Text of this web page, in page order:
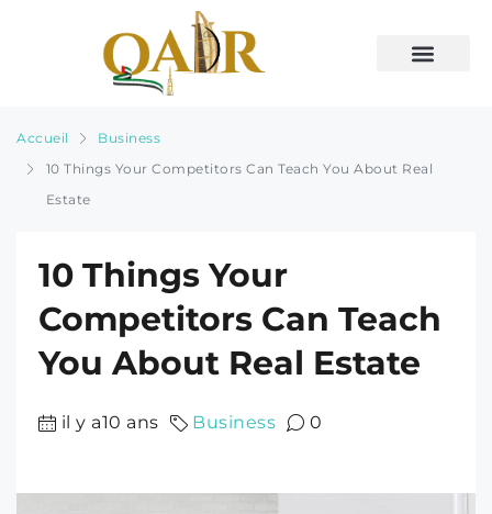
Accueil
Business
10 Things Your Competitors Can Teach You About Real
Estate
10 Things Your
Competitors Can Teach
You About Real Estate
il y a10 ans Business 0